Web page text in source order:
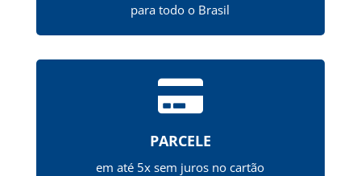
para todo o Brasil

PARCELE
em até 5x sem juros no cartão